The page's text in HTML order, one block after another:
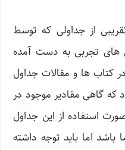
از جداولی که توسط
های تجربی به دست آمده
کتاب ها و مقالات جداول
که گاهی مقادیر موجود در
استفاده از این جداول
باشد اما باید توجه داشته